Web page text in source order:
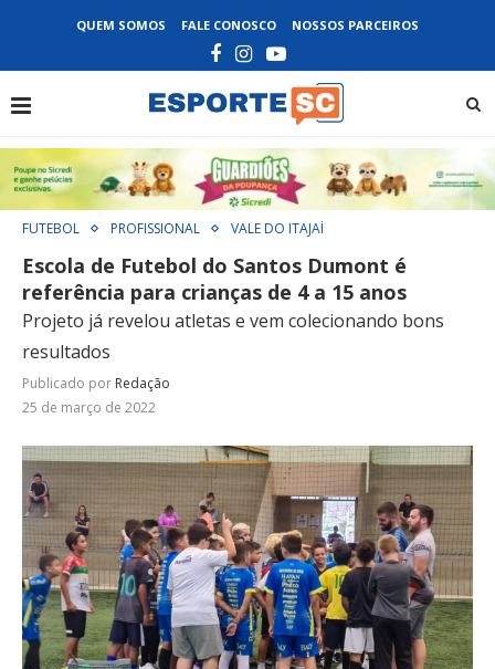
QUEM SOMOS FALE CONOSCO NOSSOS PARCEIROS
FUTEBOL PROFISSIONAL VALE DO ITAJAÍ
Escola de Futebol do Santos Dumont é
referência para crianças de 4 a 15 anos
Projeto já revelou atletas e vem colecionando bons
resultados
Publicado por Redação
25 de março de 2022